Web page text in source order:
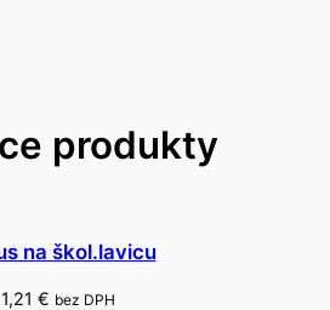
produkty
na škol.lavicu
1,21 € bez DPH